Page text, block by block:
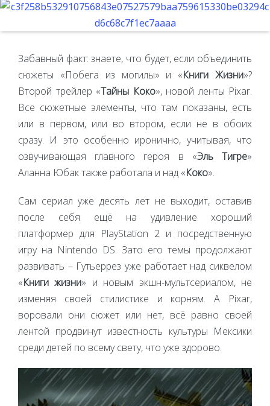
Забавный факт: знаете, что будет, если объединить
сюжеты «Побега из могилы» и «Книги Жизни»?
Второй трейлер «Тайны Коко», новой ленты Pixar.
Все сюжетные элементы, что там показаны, есть
или в первом, или во втором, если не в обоих
сразу. И это особенно иронично, учитывая, что
озвучивающая главного героя в «Эль Тигре»
Аланна Юбак также работала и над «Коко».
Сам сериал уже десять лет не выходит, оставив
после себя ещё на удивление хороший
платформер для PlayStation 2 и посредственную
игру на Nintendo DS. Зато его темы продолжают
развивать – Гутьеррез уже работает над сиквелом
«Книги жизни» и новым экшн-мультсериалом, не
изменяя своей стилистике и корням. А Pixar,
воровали они сюжет или нет, всё равно своей
лентой продвинут известность культуры Мексики
среди детей по всему свету, что уже здорово.